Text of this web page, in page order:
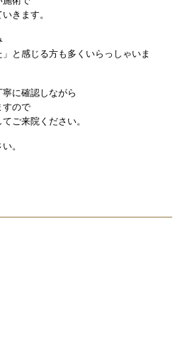
きます。
」と感じる方も多くいらっしゃいま
に確認しながら
すので
ご来院ください。
。